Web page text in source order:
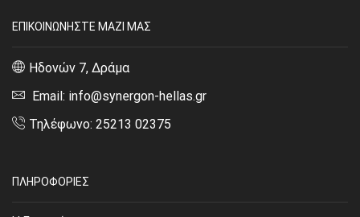
ΕΠΙΚΟΙΝΩΝΗΣΤΕ ΜΑΖΙ ΜΑΣ
Ηδονών 7, Δράμα
Email: info@synergon-hellas.gr
Τηλέφωνο: 25213 02375
ΠΛΗΡΟΦΟΡΙΕΣ